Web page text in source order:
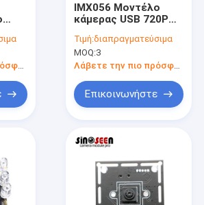
Λάβετε την πιο πρόσφατη τιμή
IMX056 Μοντέλο
κάμερας USB 720P
εστίαση
Τιμή:διαπραγματεύσιμα
MOQ:3
Λάβετε την πιο πρόσφατη τιμή
Επικοινωνήστε